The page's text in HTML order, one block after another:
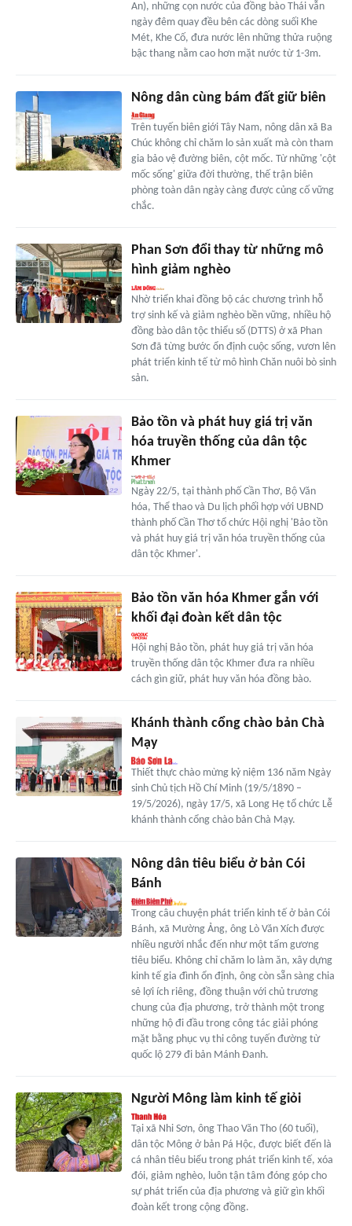
An), những cọn nước của đồng bào Thái vẫn
ngày đêm quay đều bên các dòng suối Khe
Mét, Khe Cố, đưa nước lên những thửa ruộng
bậc thang nằm cao hơn mặt nước từ 1-3m.
Nông dân cùng bám đất giữ biên
Trên tuyến biên giới Tây Nam, nông dân xã Ba
Chúc không chỉ chăm lo sản xuất mà còn tham
gia bảo vệ đường biên, cột mốc. Từ những 'cột
mốc sống' giữa đời thường, thế trận biên
phòng toàn dân ngày càng được củng cố vững
chắc.
Phan Sơn đổi thay từ những mô
hình giảm nghèo
Nhờ triển khai đồng bộ các chương trình hỗ
trợ sinh kế và giảm nghèo bền vững, nhiều hộ
đồng bào dân tộc thiểu số (DTTS) ở xã Phan
Sơn đã từng bước ổn định cuộc sống, vươn lên
phát triển kinh tế từ mô hình Chăn nuôi bò sinh
sản.
Bảo tồn và phát huy giá trị văn
hóa truyền thống của dân tộc
Khmer
Ngày 22/5, tại thành phố Cần Thơ, Bộ Văn
hóa, Thể thao và Du lịch phối hợp với UBND
thành phố Cần Thơ tổ chức Hội nghị 'Bảo tồn
và phát huy giá trị văn hóa truyền thống của
dân tộc Khmer'.
Bảo tồn văn hóa Khmer gắn với
khối đại đoàn kết dân tộc
Hội nghị Bảo tồn, phát huy giá trị văn hóa
truyền thống dân tộc Khmer đưa ra nhiều
cách gìn giữ, phát huy văn hóa đồng bào.
Khánh thành cổng chào bản Chà
Mạy
Thiết thực chào mừng kỷ niệm 136 năm Ngày
sinh Chủ tịch Hồ Chí Minh (19/5/1890 –
19/5/2026), ngày 17/5, xã Long Hẹ tổ chức Lễ
khánh thành cổng chào bản Chà Mạy.
Nông dân tiêu biểu ở bản Cói
Bánh
Trong câu chuyện phát triển kinh tế ở bản Cói
Bánh, xã Mường Ảng, ông Lò Văn Xích được
nhiều người nhắc đến như một tấm gương
tiêu biểu. Không chỉ chăm lo làm ăn, xây dựng
kinh tế gia đình ổn định, ông còn sẵn sàng chia
sẻ lợi ích riêng, đồng thuận với chủ trương
chung của địa phương, trở thành một trong
những hộ đi đầu trong công tác giải phóng
mặt bằng phục vụ thi công tuyến đường từ
quốc lộ 279 đi bản Mánh Đanh.
Người Mông làm kinh tế giỏi
Tại xã Nhi Sơn, ông Thao Văn Tho (60 tuổi),
dân tộc Mông ở bản Pá Hộc, được biết đến là
cá nhân tiêu biểu trong phát triển kinh tế, xóa
đói, giảm nghèo, luôn tận tâm đóng góp cho
sự phát triển của địa phương và giữ gìn khối
đoàn kết trong cộng đồng.